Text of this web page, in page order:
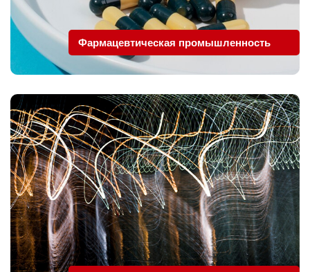
Фармацевтическая промышленность